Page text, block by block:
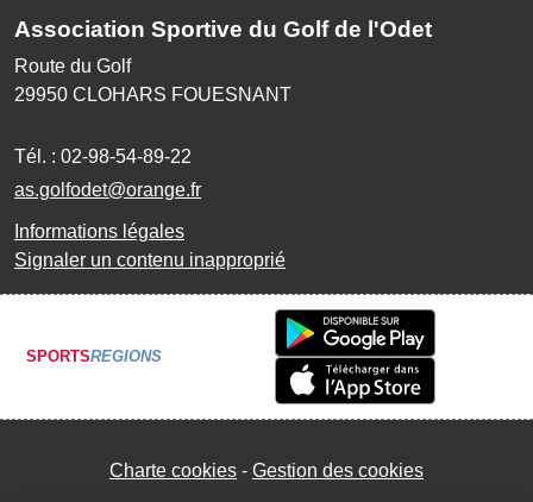
Association Sportive du Golf de l'Odet
Route du Golf
29950 CLOHARS FOUESNANT
Tél. : 02-98-54-89-22
as.golfodet@orange.fr
Informations légales
Signaler un contenu inapproprié
SPORTSREGIONS
Charte cookies Gestion des cookies